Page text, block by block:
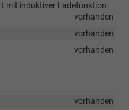
mit induktiver Ladefunktion
vorhanden
vorhanden
vorhanden
vorhanden